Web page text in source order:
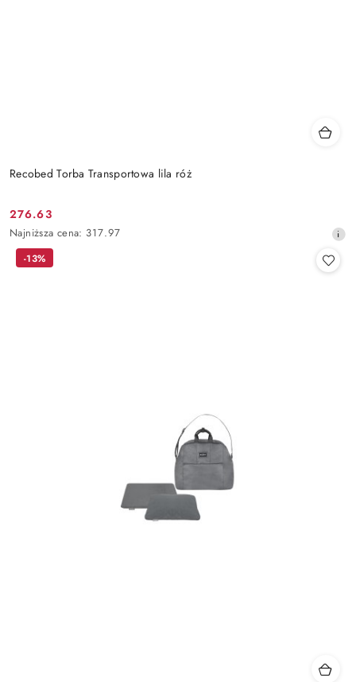
Recobed Torba Transportowa lila róż
Cena
promocyjna:
276.63
Najniższa
cena
Najniższa cena: 317.97
-13%